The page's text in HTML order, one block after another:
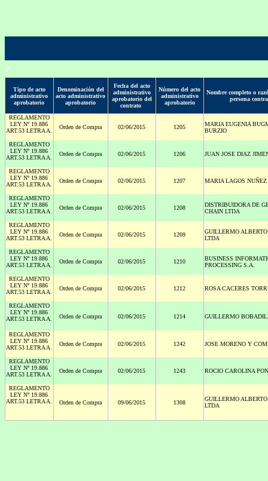
P
Tipo de acto
administrativo
aprobatorio
Denominación del
acto administrativo
aprobatorio
Fecha del acto
administrativo
aprobatorio del
contrato
Número del acto
administrativo
aprobatorio
Nombre completo o
persona
REGLAMENTO
LEY Nº 19.886
ART.53 LETRA A.
Orden de Compra 02/06/2015 1205
MARIA EUGENIA
BURZIO
REGLAMENTO
LEY Nº 19.886
ART.53 LETRA A.
Orden de Compra 02/06/2015 1206 JUAN JOSE DIAZ
REGLAMENTO
LEY Nº 19.886
ART.53 LETRA A.
Orden de Compra 02/06/2015 1207 MARIA LAGOS NUÑEZ
REGLAMENTO
LEY Nº 19.886
ART.53 LETRA A.
Orden de Compra 02/06/2015 1208
DISTRIBUIDORA DE
CHAIN LTDA
REGLAMENTO
LEY Nº 19.886
ART.53 LETRA A.
Orden de Compra 02/06/2015 1209
GUILLERMO
LTDA
REGLAMENTO
LEY Nº 19.886
ART.53 LETRA A.
Orden de Compra 02/06/2015 1210
BUSINESS
PROCESSING S.A.
REGLAMENTO
LEY Nº 19.886
ART.53 LETRA A.
Orden de Compra 02/06/2015 1212 ROSA CACERES
REGLAMENTO
LEY Nº 19.886
ART.53 LETRA A.
Orden de Compra 02/06/2015 1214 GUILLERMO
REGLAMENTO
LEY Nº 19.886
ART.53 LETRA A.
Orden de Compra 02/06/2015 1242 JOSE MORENO Y
REGLAMENTO
LEY Nº 19.886
ART.53 LETRA A.
Orden de Compra 02/06/2015 1243 ROCIO CAROLINA
REGLAMENTO
LEY Nº 19.886
ART.53 LETRA A.
Orden de Compra 09/06/2015 1308
GUILLERMO
LTDA